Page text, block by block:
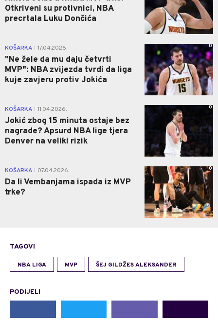
Otkriveni su protivnici, NBA
precrtala Luku Dončića
KOŠARKA 17.04.2026.
"Ne žele da mu daju četvrti
MVP": NBA zvijezda tvrdi da liga
kuje zavjeru protiv Jokića
0
KOŠARKA 11.04.2026.
Jokić zbog 15 minuta ostaje bez
nagrade? Apsurd NBA lige tjera
Denver na veliki rizik
0
KOŠARKA 07.04.2026.
Da li Vembanjama ispada iz MVP
trke?
0
TAGOVI
NBA LIGA MVP ŠEJ GILDŽES ALEKSANDER
PODIJELI